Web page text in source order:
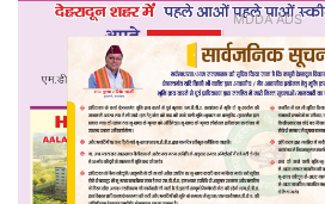
MDDA ADS